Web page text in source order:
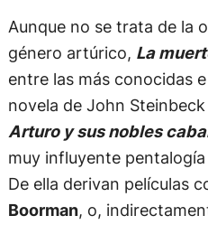
Aunque no se trata de la
género artúrico, La
entre las más conocidas
novela de John Steinbeck
Arturo y sus nobles
muy influyente
De ella derivan películas
Boorman, o,